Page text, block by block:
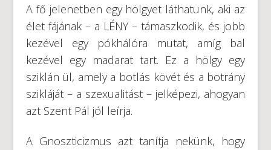
A fő jelenetben egy hölgyet láthatunk, aki az
élet fájának – a LÉNY – támaszkodik, és jobb
kezével egy pókhálóra mutat, amíg bal
kezével egy madarat tart. Ez a hölgy egy
sziklán ül, amely a botlás kövét és a botrány
szikláját – a szexualitást – jelképezi, ahogyan
azt Szent Pál jól leírja.
A Gnoszticizmus azt tanítja nekünk, hogy